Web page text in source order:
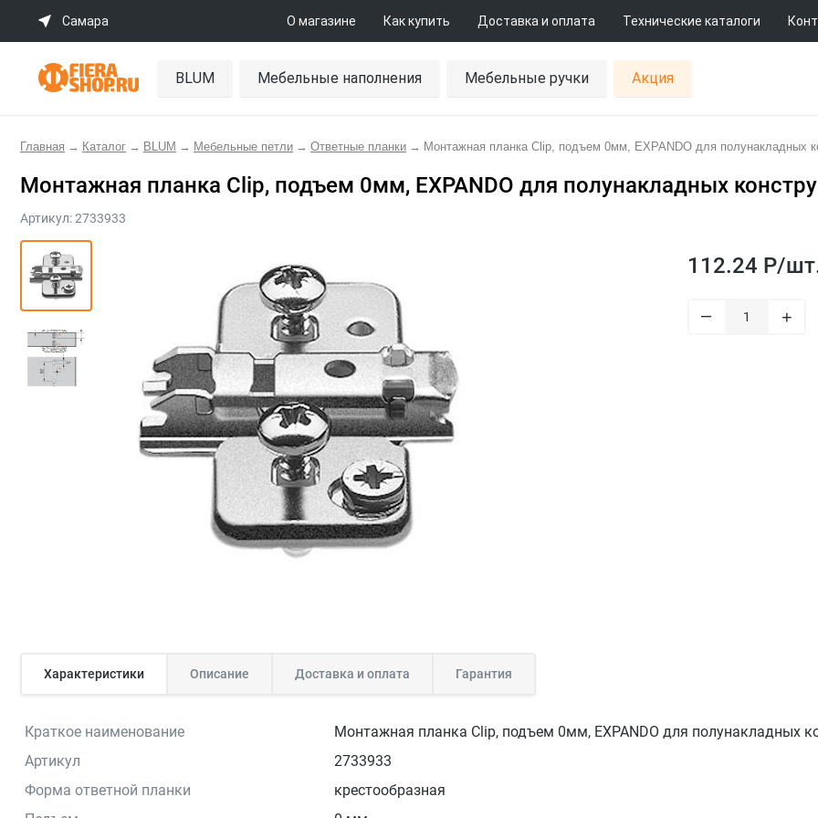
Самара О магазине Как купить Доставка и оплата Технические каталоги
BLUM Мебельные наполнения Мебельные ручки Акция
Главная → Каталог → BLUM → Мебельные петли → Ответные планки → Монтажная планка Clip, подъем 0мм, EXPANDO для полунакладных
Монтажная планка Clip, подъем 0мм, EXPANDO для полунакладных
Артикул:2733933
112.24 Р/
– +
Характеристики Описание Доставка и оплата Гарантия
Краткое наименование
Монтажная планка Clip, подъем 0мм, EXPANDO для полунакладных
Артикул
2733933
Форма ответной планки
крестообразная